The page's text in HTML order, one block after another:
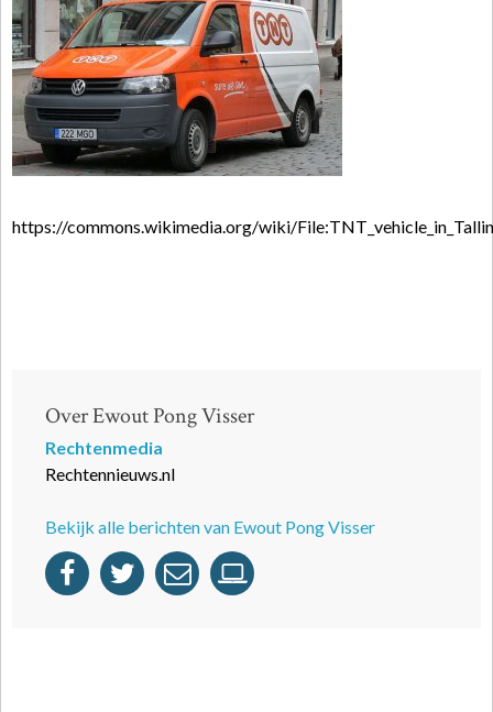
https://commons.wikimedia.org/wiki/
Over Ewout Pong Visser
Rechtenmedia
Rechtennieuws.nl
Bekijk alle berichten van Ewout Pong Visser